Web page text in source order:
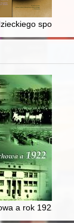
sportu
w świetle źródeł
a rok 1922